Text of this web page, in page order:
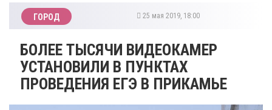
ГОРОД 25 мая 2019, 18:00
БОЛЕЕ ТЫСЯЧИ ВИДЕОКАМЕР
УСТАНОВИЛИ В ПУНКТАХ
ПРОВЕДЕНИЯ ЕГЭ В ПРИКАМЬЕ